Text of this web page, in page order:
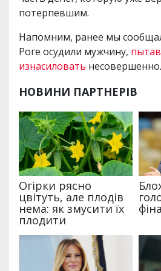
потерпевшим.
Напомним, ранее мы
Роге осудили мужчину,
изнасиловать